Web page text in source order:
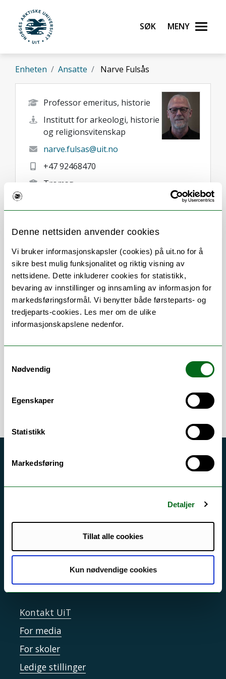
Denne nettsiden anvender cookies
Vi bruker informasjonskapsler (cookies) på uit.no for å
sikre best mulig funksjonalitet og riktig visning av
nettsidene. Dette inkluderer cookies for statistikk,
bevaring av innstillinger og innsamling av informasjon for
markedsføringsformål. Vi benytter både førsteparts- og
tredjeparts-cookies. Les mer om de ulike
informasjonskapslene nedenfor.
Nødvendig
Egenskaper
Statistikk
Markedsføring
Detaljer
Tillat alle cookies
Kun nødvendige cookies
Gå til hovedinnhold
UiT Norges arktiske universitet
Søk Meny
Enheten Ansatte Narve Fulsås
Professor emeritus, historie
Institutt for arkeologi, historie
og religionsvitenskap
narve.fulsas@uit.no
+47 92468470
Tromsø
Om
Forskning og undervisning
CV
Publikasjoner
Andre publikasjoner
Akutt hjelp
Sikkerhet, beredskap og personvern
Informasjonskapsler
Tilgjengelighetserklæring
Kontakt UiT
For media
For skoler
Ledige stillinger